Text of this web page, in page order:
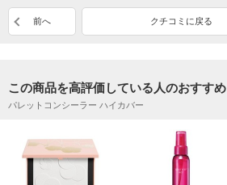
前へ クチコミに戻る
この商品を高評価している人のおすすめ
パレットコンシーラー ハイカバー